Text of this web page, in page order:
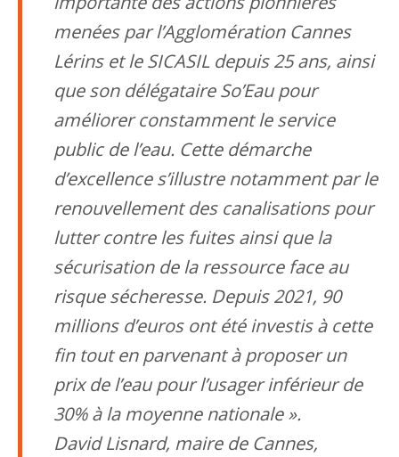
menées par l’Agglomération Cannes
Lérins et le SICASIL depuis 25 ans, ainsi
que son délégataire So’Eau pour
améliorer constamment le service
public de l’eau. Cette démarche
d’excellence s’illustre notamment par le
renouvellement des canalisations pour
lutter contre les fuites ainsi que la
sécurisation de la ressource face au
risque sécheresse. Depuis 2021, 90
millions d’euros ont été investis à cette
fin tout en parvenant à proposer un
prix de l’eau pour l’usager inférieur de
30% à la moyenne nationale ».
David Lisnard, maire de Cannes,